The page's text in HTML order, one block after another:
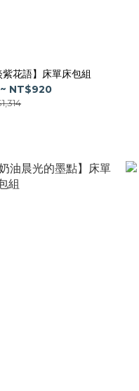
花語】床單床包組
NT$920